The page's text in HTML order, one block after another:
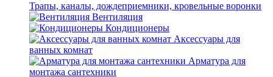
Трапы, каналы, дождеприемники, кровельные воронки
Вентиляция
Кондиционеры
Аксессуары для
ванных комнат
Арматура для
монтажа сантехники